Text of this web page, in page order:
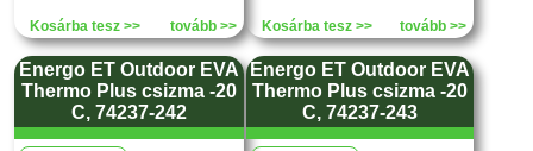
Kosárba tesz >> tovább >> Kosárba tesz >> tovább >>
Energo ET Outdoor EVA
Thermo Plus csizma -20
C, 74237-242
Energo ET Outdoor EVA
Thermo Plus csizma -20
C, 74237-243